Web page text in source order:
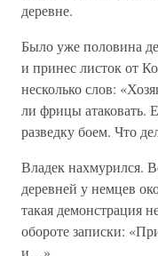
деревне.
Было уже половина
и принес листок от
несколько слов:
ли фрицы атаковать.
разведку боем. Что
Владек нахмурился.
деревней у немцев
такая демонстрация
обороте записки:
и…»